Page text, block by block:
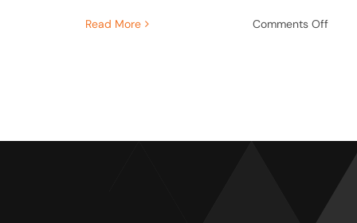
Read More Comments Offon